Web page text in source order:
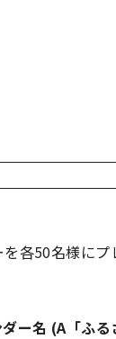
各50名様にプ
ー名 (A「ふ